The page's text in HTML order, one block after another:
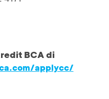
BCA di
applycc/